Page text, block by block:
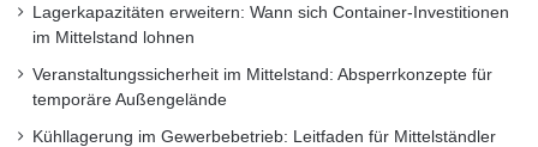
Lagerkapazitäten erweitern: Wann sich Container-Investitionen
im Mittelstand lohnen
Veranstaltungssicherheit im Mittelstand: Absperrkonzepte für
temporäre Außengelände
Kühllagerung im Gewerbebetrieb: Leitfaden für Mittelständler